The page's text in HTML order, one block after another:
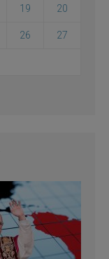
19 20
26 27